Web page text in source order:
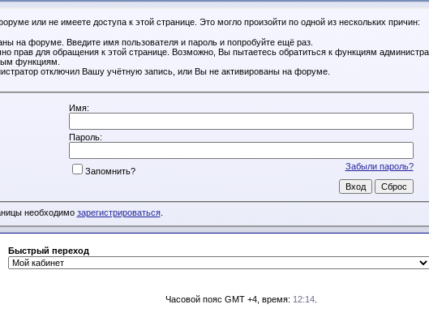
или не имеете доступа к этой странице. Это могло произойти по одной из нескольких причин:
на форуме. Введите имя пользователя и пароль и попробуйте ещё раз.
прав для обращения к этой странице. Возможно, Вы пытаетесь обратиться к функциям
функциям.
отключил Вашу учётную запись, или Вы не активированы на форуме.
Имя:
Пароль:
Забыли пароль?
Запомнить?
необходимо зарегистрироваться.
Быстрый переход
Часовой пояс GMT +4, время: 12:14.